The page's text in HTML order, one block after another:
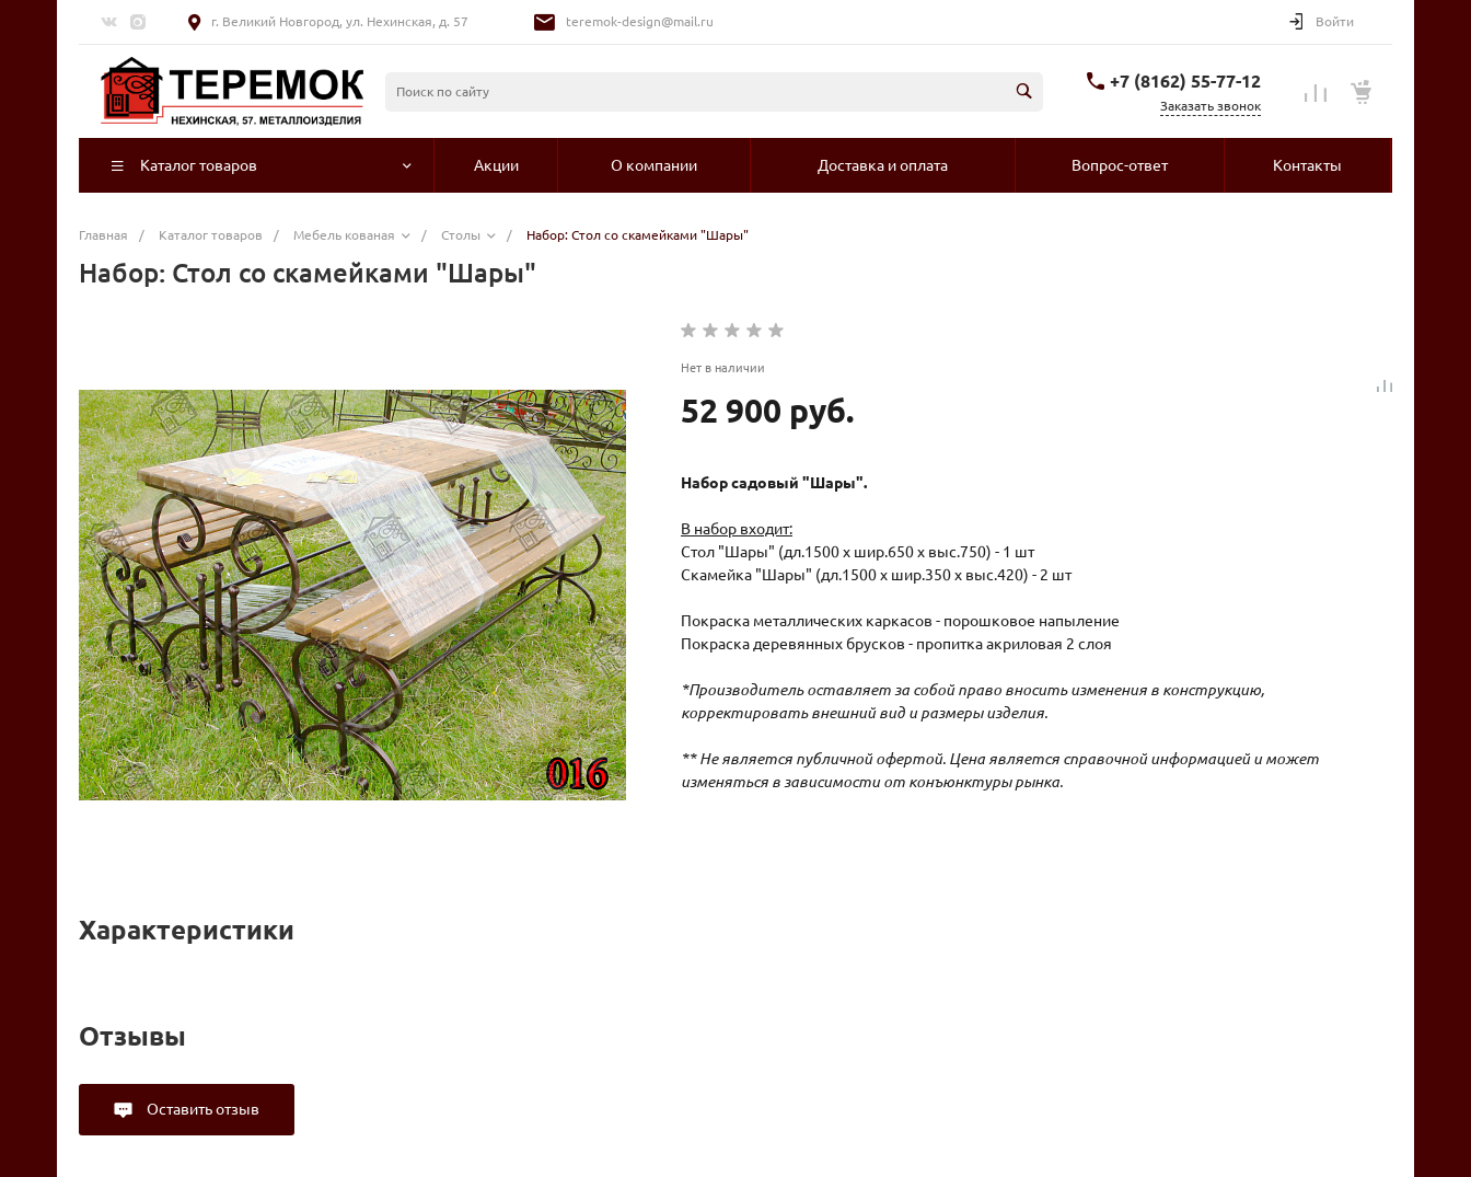
г. Великий Новгород, ул. Нехинская, д. 57 teremok-design@mail.ru Войти
+7 (8162) 55-77-12
Заказать звонок
Каталог товаров Акции О компании Доставка и оплата Вопрос-ответ Контакты
Главная / Каталог товаров / Мебель кованая / Столы / Набор: Стол со скамейками "Шары"
Набор: Стол со скамейками "Шары"
Нет в наличии
52 900 руб.
Набор садовый "Шары".
В набор входит:
Стол "Шары" (дл.1500 х шир.650 х выс.750) - 1 шт
Скамейка "Шары" (дл.1500 х шир.350 х выс.420) - 2 шт
Покраска металлических каркасов - порошковое напыление
Покраска деревянных брусков - пропитка акриловая 2 слоя
*Производитель оставляет за собой право вносить изменения в конструкцию,
корректировать внешний вид и размеры изделия.
** Не является публичной офертой. Цена является справочной информацией и может
изменяться в зависимости от конъюнктуры рынка.
Характеристики
Отзывы
Оставить отзыв